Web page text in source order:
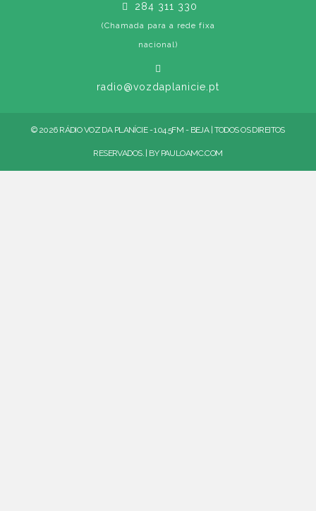
284 311 330
(Chamada para a rede fixa
nacional)
radio@vozdaplanicie.pt
© 2026 RÁDIO VOZ DA PLANÍCIE - 104.5FM - BEJA | TODOS OS DIREITOS
RESERVADOS. | BY PAULOAMC.COM